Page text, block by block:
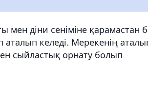
мен діни сеніміне қарамастан
аталып келеді. Мерекенің
сыйластық орнату болып